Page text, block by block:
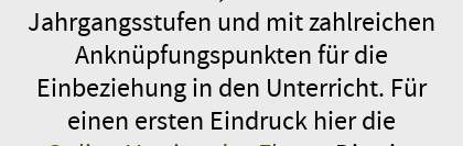
(Regine Jabin) (45 Min.)
JugendFilmTage
ANMELDEN
Jahrgangsstufen und mit zahlreichen
Anknüpfungspunkten für die
Einbeziehung in den Unterricht. Für
einen ersten Eindruck hier die